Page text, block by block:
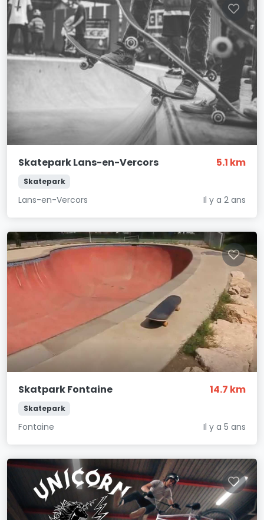
Skatepark Lans-en-Vercors 5.1 km
Skatepark
Lans-en-Vercors Il y a 2 ans
Skatpark Fontaine 14.7 km
Skatepark
Fontaine Il y a 5 ans